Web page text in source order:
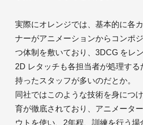
実際にオレンジでは、基本的に各
ナーがアニメーションからコンポ
つ体制を敷いており、3DCG をレ
2D レタッチも各担当者が処理する
持ったスタッフが多いのだとか。
同社ではこのような技術を身につ
育が徹底されており、アニメータ
ウトを使い、2年程、訓練を行う場